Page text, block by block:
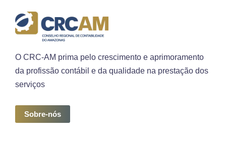
O CRC-AM prima pelo crescimento e aprimoramento
da profissão contábil e da qualidade na prestação dos
serviços
Sobre-nós